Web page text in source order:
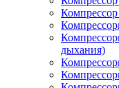
дыхания)